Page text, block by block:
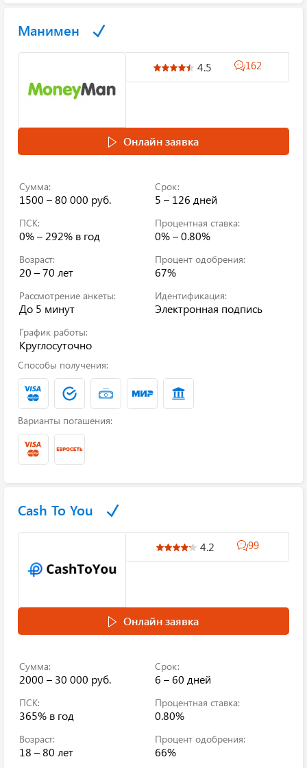
Манимен
4.5 162
Онлайн заявка
Сумма:
1500 – 80 000 руб.
Срок:
5 – 126 дней
ПСК:
0% – 292% в год
Процентная ставка:
0% – 0.80%
Возраст:
20 – 70 лет
Процент одобрения:
67%
Рассмотрение анкеты:
До 5 минут
Идентификация:
Электронная подпись
График работы:
Круглосуточно
Способы получения:
Варианты погашения:
Cash To You
4.2 99
Онлайн заявка
Сумма:
2000 – 30 000 руб.
Срок:
6 – 60 дней
ПСК:
365% в год
Процентная ставка:
0.80%
Возраст:
18 – 80 лет
Процент одобрения:
66%